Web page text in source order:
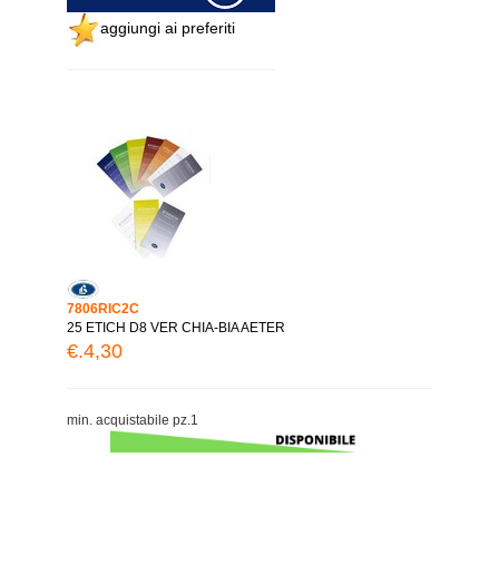
aggiungi ai preferiti
7806RIC2C
25 ETICH D8 VER CHIA-BIA AETER
€.4,30
min. acquistabile pz.1